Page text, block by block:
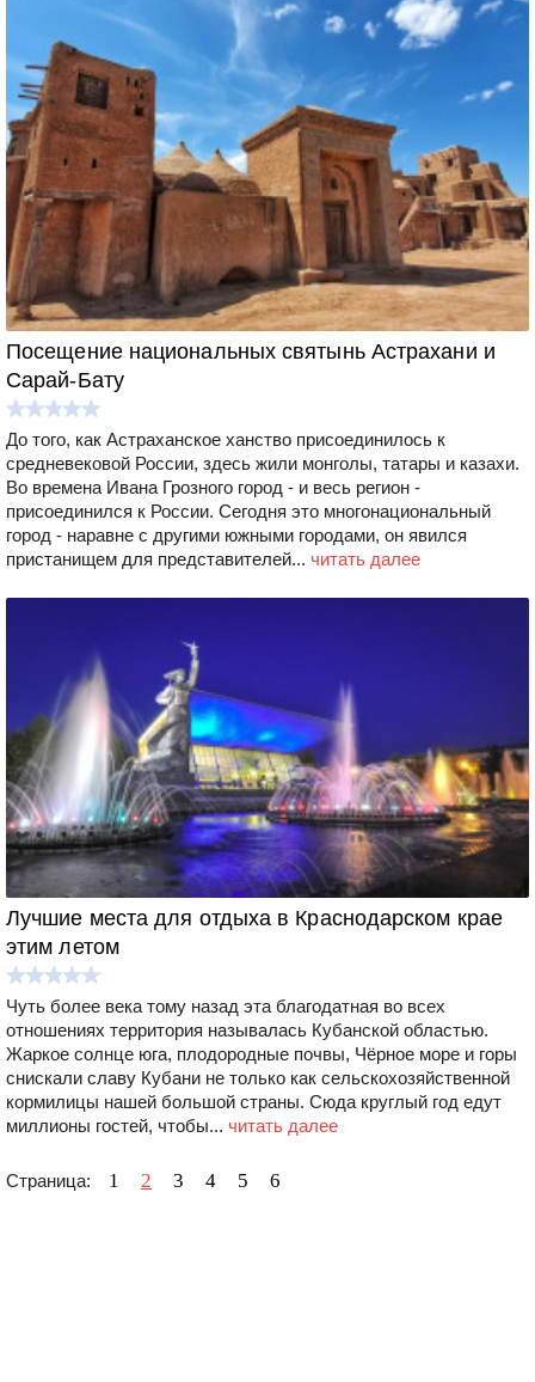
Посещение национальных святынь Астрахани и
Сарай-Бату
До того, как Астраханское ханство присоединилось к
средневековой России, здесь жили монголы, татары и казахи.
Во времена Ивана Грозного город - и весь регион -
присоединился к России. Сегодня это многонациональный
город - наравне с другими южными городами, он явился
пристанищем для представителей... читать далее
Лучшие места для отдыха в Краснодарском крае
этим летом
Чуть более века тому назад эта благодатная во всех
отношениях территория называлась Кубанской областью.
Жаркое солнце юга, плодородные почвы, Чёрное море и горы
снискали славу Кубани не только как сельскохозяйственной
кормилицы нашей большой страны. Сюда круглый год едут
миллионы гостей, чтобы... читать далее
Страница: 1 2 3 4 5 6